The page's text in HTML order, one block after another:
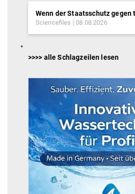
Wenn der Staatsschutz gegen
Sciencefiles 08.08.2026
>>>> alle Schlagzeilen lesen